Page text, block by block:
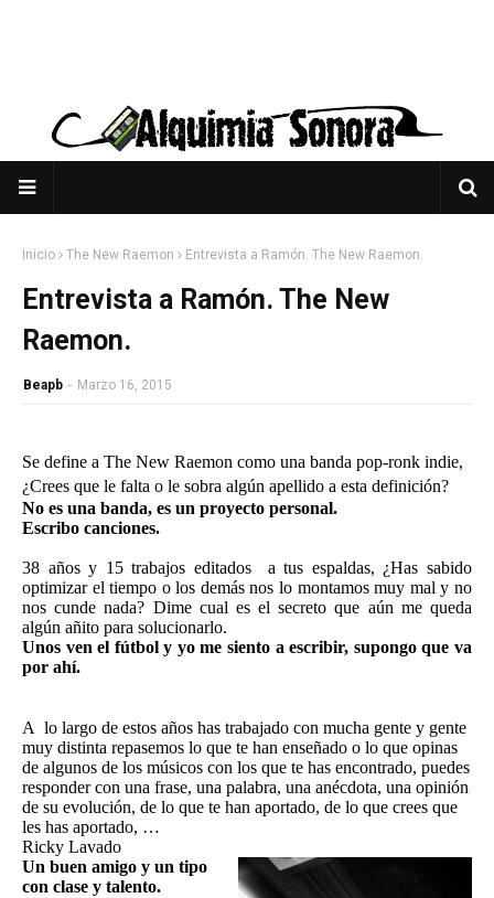
Inicio The New Raemon Entrevista a Ramón. The New Raemon.
Entrevista a Ramón. The New
Raemon.
Beapb - Marzo 16, 2015
Se define a The New Raemon como una banda pop-ronk indie,
¿Crees que le falta o le sobra algún apellido a esta definición?
No es una banda, es un proyecto personal.
Escribo canciones.
38 años y 15 trabajos editados
a tus espaldas, ¿Has sabido
optimizar el tiempo o los demás nos lo montamos muy mal y no
nos cunde nada? Dime cual es el secreto que aún me queda
algún añito para solucionarlo.
Unos ven el fútbol y yo me siento a escribir, supongo que va
por ahí.
A lo largo de estos años has trabajado con mucha gente y gente
muy distinta repasemos lo que te han enseñado o lo que opinas
de algunos de los músicos con los que te has encontrado, puedes
responder con una frase, una palabra, una anécdota, una opinión
de su evolución, de lo que te han aportado, de lo que crees que
les has aportado, …
Ricky Lavado
Un buen amigo y un tipo
con clase y talento.